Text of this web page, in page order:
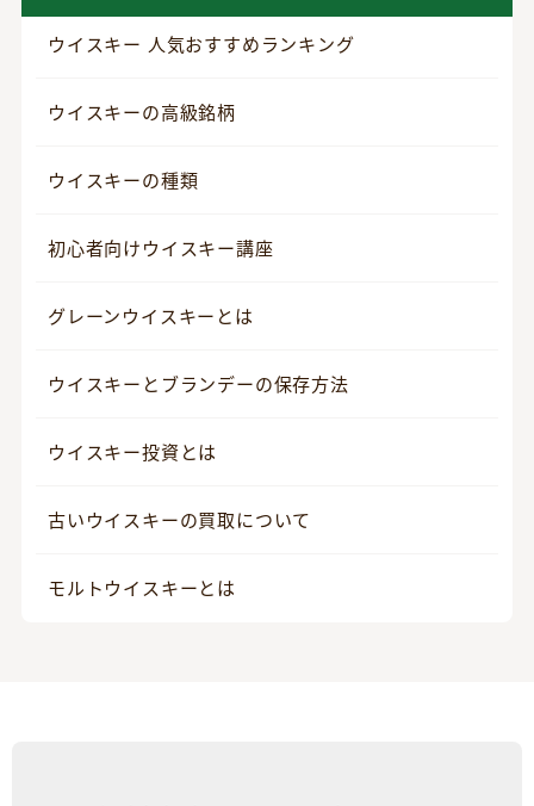
ウイスキー 人気おすすめランキング
ウイスキーの高級銘柄
ウイスキーの種類
初心者向けウイスキー講座
グレーンウイスキーとは
ウイスキーとブランデーの保存方法
ウイスキー投資とは
古いウイスキーの買取について
モルトウイスキーとは